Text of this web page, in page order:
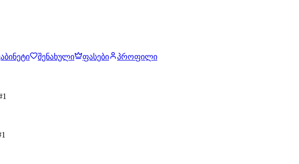
შენახული ფასები პროფილი